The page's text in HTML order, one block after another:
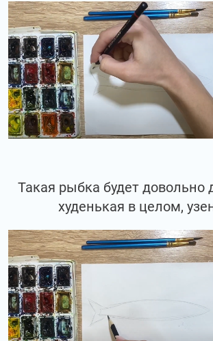
Такая рыбка будет довольно
худенькая в целом,